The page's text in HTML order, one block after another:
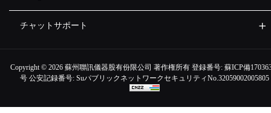
チャットサポート
Copyright © 2026 蘇州聯訊儀器股有份限公司 著作権所有 登録番号: 蘇ICP備
号 公安記録番号: SuパブリックネットワークセキュリティNo.32059002005805